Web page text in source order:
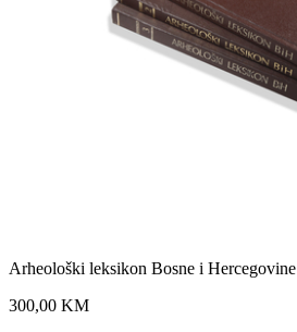
Arheološki leksikon Bosne i Hercegovine
300,00 KM